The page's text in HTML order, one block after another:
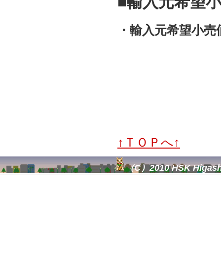
・輸入元希望小
↑ＴＯＰへ↑
（C）2010 HSK